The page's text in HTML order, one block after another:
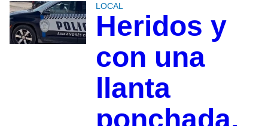
LOCAL
Heridos y
con una
llanta
ponchada,